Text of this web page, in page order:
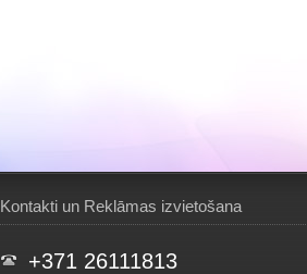
Kontakti un Reklāmas izvietošana
+371 26111813